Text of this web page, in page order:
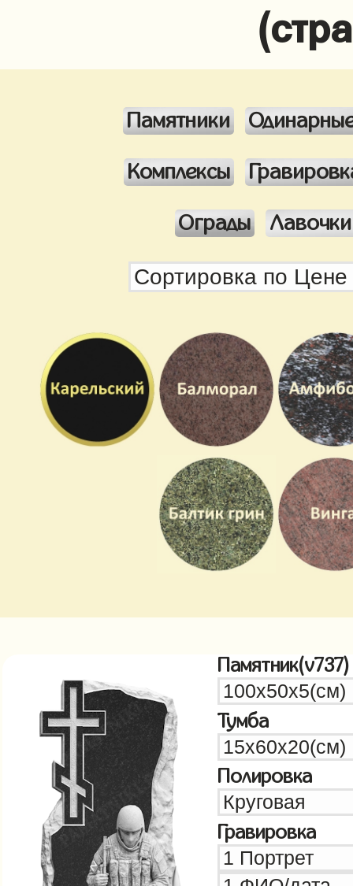
Памятники
Комплексы
Ограды
Памятник(v737)
Тумба
Полировка
Гравировка